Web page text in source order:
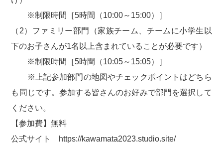
※制限時間［5時間（10:00～15:00）］
（2）ファミリー部門（家族チーム、チームに小学生以
下のお子さんが1名以上含まれていることが必要です）
※制限時間［5時間（10:05～15:05）］
※上記参加部門の地図やチェックポイントはどちら
も同じです。参加する皆さんのお好みで部門を選択して
ください。
【参加費】無料
公式サイト https://kawamata2023.studio.site/